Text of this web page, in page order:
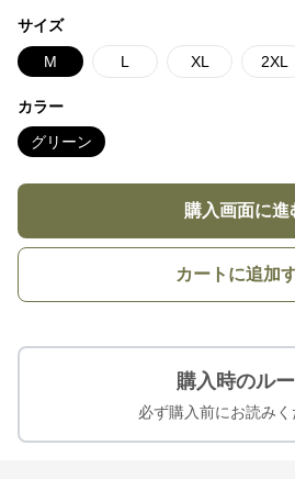
サイズ
M L XL 2XL
カラー
グリーン
購入画面に進
カートに追加
購入時のル
必ず購入前にお読みく